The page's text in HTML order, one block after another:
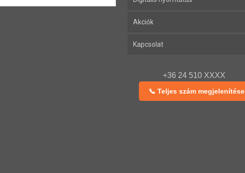
Akciók
Kapcsolat
+36 24 510 XXXX
📞 Teljes szám megjelenítése